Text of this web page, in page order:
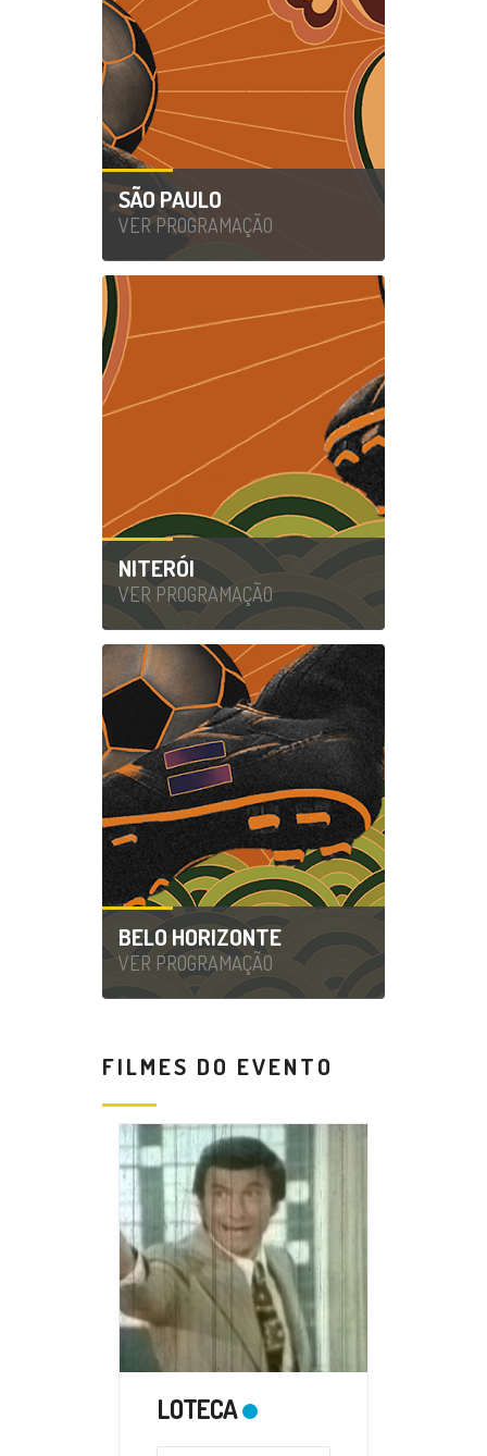
SÃO PAULO
VER PROGRAMAÇÃO
NITERÓI
VER PROGRAMAÇÃO
BELO HORIZONTE
VER PROGRAMAÇÃO
FILMES DO EVENTO
LOTECA